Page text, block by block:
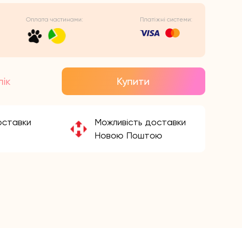
Оплата частинами: Платіжні системи:
Купити
Можливість доставки
Новою Поштою